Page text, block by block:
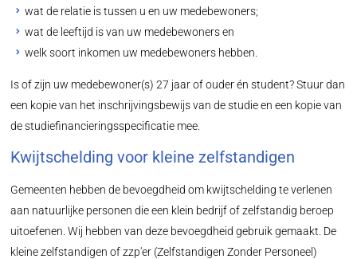
wat de relatie is tussen u en uw medebewoners;
wat de leeftijd is van uw medebewoners en
welk soort inkomen uw medebewoners hebben.
Is of zijn uw medebewoner(s) 27 jaar of ouder én student? Stuur dan
een kopie van het inschrijvingsbewijs van de studie en een kopie van
de studiefinancieringsspecificatie mee.
Kwijtschelding voor kleine zelfstandigen
Gemeenten hebben de bevoegdheid om kwijtschelding te verlenen
aan natuurlijke personen die een klein bedrijf of zelfstandig beroep
uitoefenen. Wij hebben van deze bevoegdheid gebruik gemaakt. De
kleine zelfstandigen of zzp'er (Zelfstandigen Zonder Personeel)